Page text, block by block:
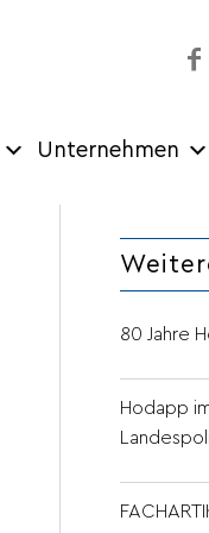
Unternehmen
80 Jahre
Hodapp